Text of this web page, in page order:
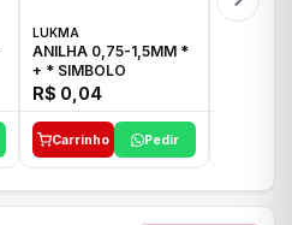
LUKMA
ANILHA 0,75-1,5MM *
+ * SIMBOLO
R$ 0,04
Carrinho Pedir